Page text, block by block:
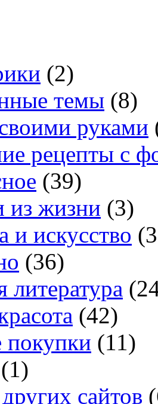
(2)
темы (8)
руками
рецепты с
(39)
из жизни (3)
и искусство
(36)
(42)
(11)
(1)
сайтов